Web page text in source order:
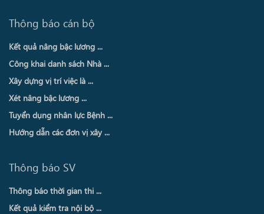
Thông báo cán bộ
Kết quả nâng bậc lương ...
Công khai danh sách Nhà ...
Xây dựng vị trí việc là ...
Xét nâng bậc lương ...
Tuyển dụng nhân lực Bệnh ...
Hướng dẫn các đơn vị xây ...
Thông báo SV
Thông báo thời gian thi ...
Kết quả kiểm tra nội bộ ...